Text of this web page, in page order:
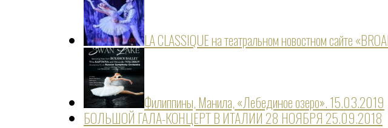
LA CLASSIQUE на театральном новостном сайте
Филиппины, Манила, «Лебединое озеро».15.03.2019
БОЛЬШОЙ ГАЛА-КОНЦЕРТ В ИТАЛИИ 28 НОЯБРЯ25.09.2018